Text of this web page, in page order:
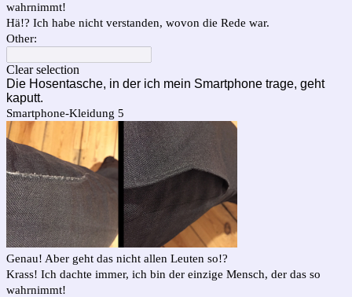
wahrnimmt!
Hä!? Ich habe nicht verstanden, wovon die Rede war.
Other:
Clear selection
Die Hosentasche, in der ich mein Smartphone trage, geht
kaputt.
Smartphone-Kleidung 5
Genau! Aber geht das nicht allen Leuten so!?
Krass! Ich dachte immer, ich bin der einzige Mensch, der das so
wahrnimmt!